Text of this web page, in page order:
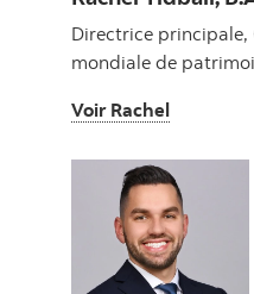
Directrice principale,
mondiale de
Voir RachelVoir Rachel